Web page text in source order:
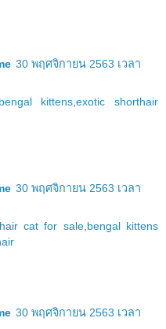
30 พฤศจิกายน 2563 เวลา
bengal kittens ,exotic shorthair
30 พฤศจิกายน 2563 เวลา
cat for sale, bengal kittens
30 พฤศจิกายน 2563 เวลา